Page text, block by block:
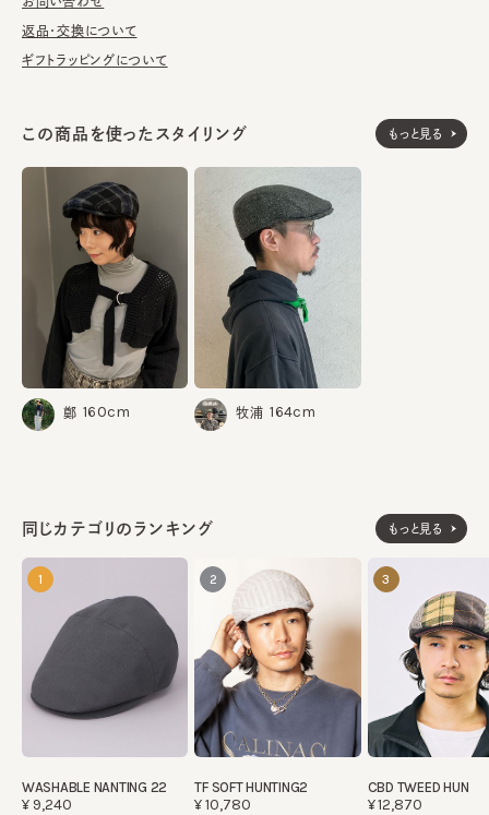
《GOTTMANN》
1937年創業、80年続く家族経営の老舗ドイツ帽子ブランド。ヨー
ロッパを中心に世界中のデパートや小売店に卸しており、国内の
かつクラシカルな、実用性を兼ね備えたデザインの帽子が人気
で、丁寧な縫製と型入れ、素材にこだわった最高のかぶり心地を
提供している。
ウール100%
生産国 made in EU
返品・交換について
ギフトラッピングについて
同じカテゴリのランキング もっと見る
1
WASHABLE NANTING 22
¥9,240
2
TF SOFT HUNTING2
¥10,780
3
CBD TWEED HUN
¥12,870
この商品を使ったスタイリング もっと見る
鄭 160cm 牧浦 164cm